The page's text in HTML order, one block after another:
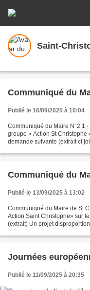
Saint-
Communiqué du
Publié le 16/09/2025 à 10:04
Communiqué du Maire N°2 1
groupe « Action St Christophe
demande suivante (extrait ci
Communiqué du
Publié le 13/09/2025 à 13:02
Communiqué du Maire de St
Action Saint Christophe» sur
(extrait) Un projet
Journées
Publié le 11/09/2025 à 20:35